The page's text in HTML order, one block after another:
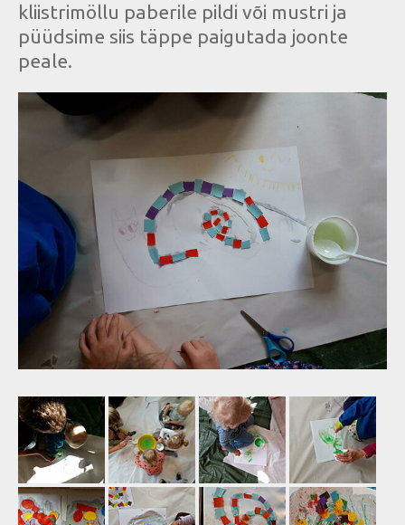
kliistrimöllu paberile pildi või mustri ja
püüdsime siis täppe paigutada joonte
peale.